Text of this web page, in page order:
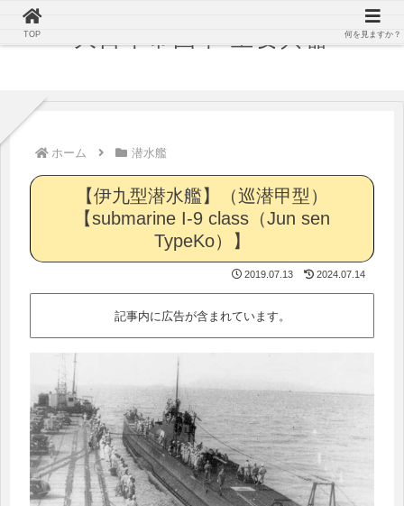
ホーム 潜水艦
【伊九型潜水艦】（巡潜甲型）
【submarine I-9 class（Jun sen
TypeKo）】
2019.07.13 2024.07.14
記事内に広告が含まれています。
TOP 何を見ますか？